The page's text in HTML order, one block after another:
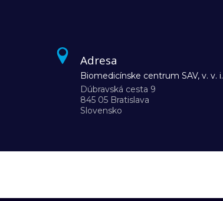
Adresa
Biomedicínske centrum SAV, v. v. i.
Dúbravská cesta 9
845 05 Bratislava
Slovensko